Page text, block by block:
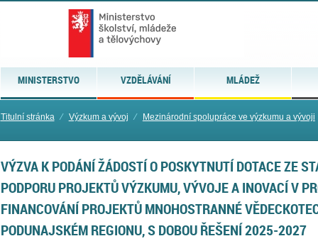
MINISTERSTVO VZDĚLÁVÁNÍ MLÁDEŽ
Titulní stránka ⁄ Výzkum a vývoj ⁄ Mezinárodní spolupráce ve výzkumu a vývoji
VÝZVA K PODÁNÍ ŽÁDOSTÍ O POSKYTNUTÍ DOTACE ZE
PODPORU PROJEKTŮ VÝZKUMU, VÝVOJE A INOVACÍ V
FINANCOVÁNÍ PROJEKTŮ MNOHOSTRANNÉ
PODUNAJSKÉM REGIONU, S DOBOU ŘEŠENÍ 2025-2027